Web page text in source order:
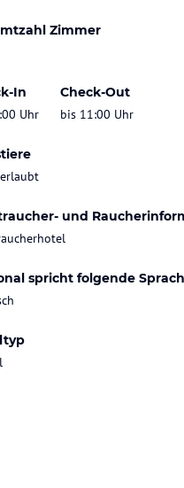
Zimmer
In
Uhr
Check-Out
bis 11:00 Uhr
und
spricht folgende